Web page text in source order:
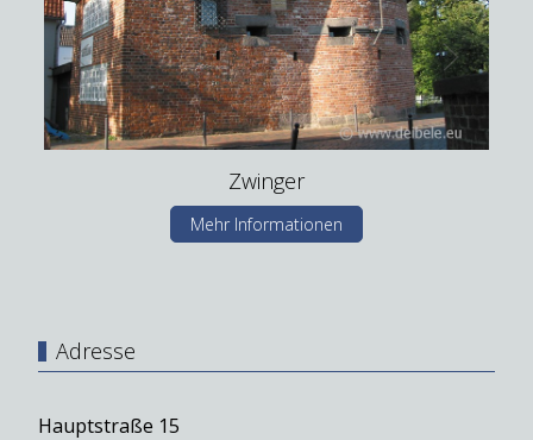
Zwinger
Mehr Informationen
Adresse
Hauptstraße 15